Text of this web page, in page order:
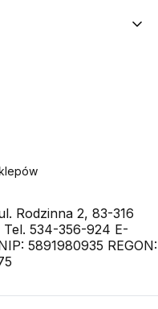
Rodzinna 2, 83-316
534-356-924 E-
NIP: 5891980935 REGON: